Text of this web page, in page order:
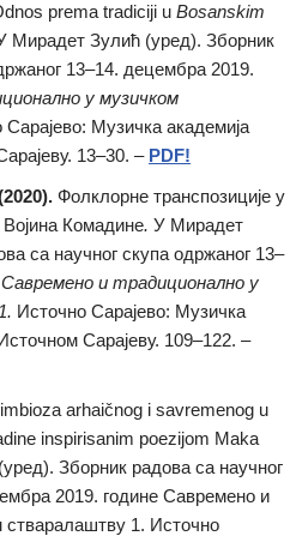
prema tradiciji u Bosanskim
Мирадет Зулић (уред). Зборник
13–14. децембра 2019.
у музичком
Сарајево: Музичка академија
13–30. – PDF!
Фолклорне транспозиције у
Војина Комадине. У Мирадет
са научног скупа одржаног 13–
Савремено и традиционално у
Источно Сарајево: Музичка
Сарајеву. 109–122. –
arhaičnog i savremenog u
inspirisanim poezijom Maka
Зборник радова са научног
2019. године Савремено и
1. Источно